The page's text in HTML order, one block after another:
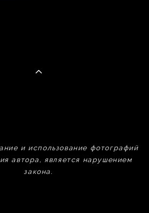
и использование фотографий
автора, является нарушением
закона.